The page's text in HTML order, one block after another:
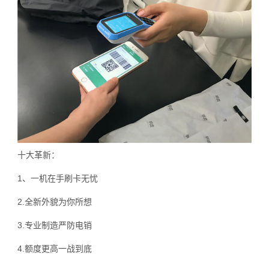
十大革新：
1、一机在手刷卡无忧
2.全新外貌为你所想
3.专业制造严防电销
4.额度更高一战到底